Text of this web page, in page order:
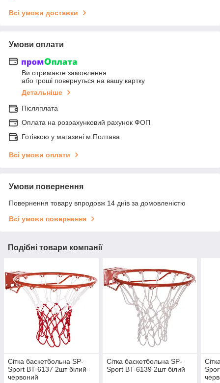
Всі умови доставки
Умови оплати
Ви отримаєте замовлення
або гроші повернуться на вашу картку
Детальніше
Післяплата
Оплата на розрахунковий рахунок ФОП
Готівкою у магазині м.Полтава
Всі умови оплати
Умови повернення
Повернення товару впродовж 14 днів за домовленістю
Всі умови повернення
Подібні товари компанії
Сітка баскетбольна SP-
Sport BT-6137 2шт білий-
червоний
Сітка баскетбольна SP-
Sport BT-6139 2шт білий